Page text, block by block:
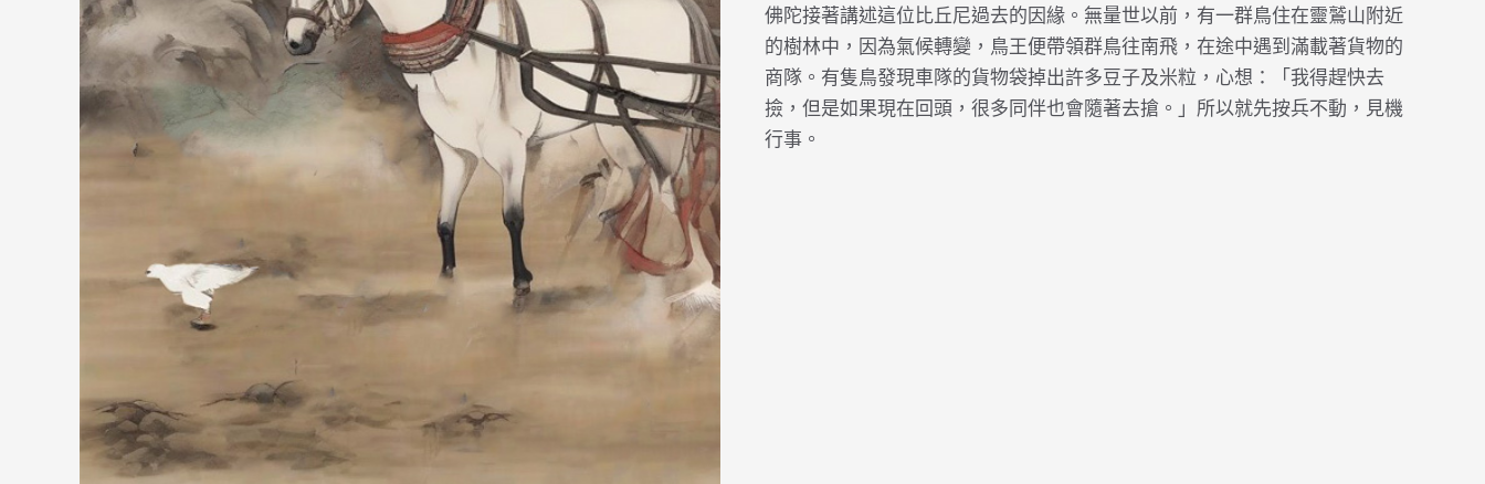
佛陀接著講述這位比丘尼過去的因緣。無量世以前，有一群鳥住在靈鷲山附近
的樹林中，因為氣候轉變，鳥王便帶領群鳥往南飛，在途中遇到滿載著貨物的
商隊。有隻鳥發現車隊的貨物袋掉出許多豆子及米粒，心想：「我得趕快去
撿，但是如果現在回頭，很多同伴也會隨著去搶。」所以就先按兵不動，見機
行事。